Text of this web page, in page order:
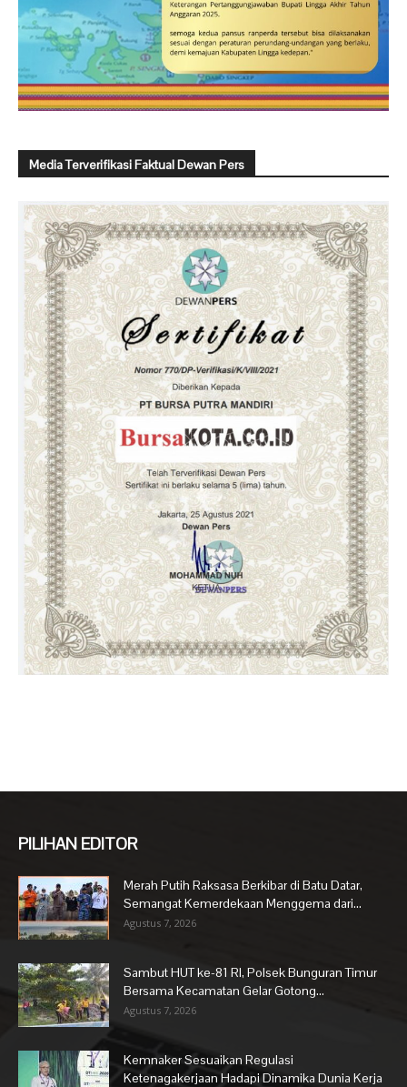
Media Terverifikasi Faktual Dewan Pers
PILIHAN EDITOR
Merah Putih Raksasa Berkibar di Batu Datar,
Semangat Kemerdekaan Menggema dari...
Agustus 7, 2026
Sambut HUT ke-81 RI, Polsek Bunguran Timur
Bersama Kecamatan Gelar Gotong...
Agustus 7, 2026
Kemnaker Sesuaikan Regulasi
Ketenagakerjaan Hadapi Dinamika Dunia Kerja